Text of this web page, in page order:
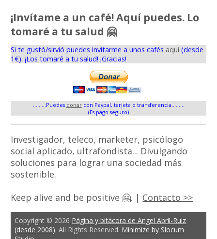
¡Invítame a un café! Aquí puedes. Lo
tomaré a tu salud 🤗
Si te gustó/sirvió puedes invitarme a unos cafés aquí(desde
1€). ¡Los tomaré a tu salud! ¡Gracias!
.........Puedes donarcon Paypal, tarjeta o transferencia.........
(Es pago seguro)
Investigador, teleco, marketer, psicólogo
social aplicado, ultrafondista... Divulgando
soluciones para lograr una sociedad más
sostenible.
Keep alive and be positive 🤗. | Contacto >>
Copyright © 2026 Página y bitácora de Angel Abril-Ruiz
(desde 2008). All Rights Reserved. Minimize by Slocum